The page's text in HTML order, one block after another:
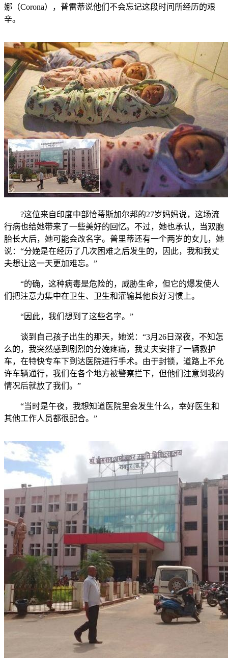
娜（Corona），普雷蒂说他们不会忘记这段时间所经历的艰
辛。
?这位来自印度中部恰蒂斯加尔邦的27岁妈妈说，这场流
行病也给她带来了一些美好的回忆。不过，她也承认，当双胞
胎长大后，她可能会改名字。普里蒂还有一个两岁的女儿，她
说：“分娩是在经历了几次困难之后发生的，因此，我和我丈
夫想让这一天更加难忘。”
“的确，这种病毒是危险的，威胁生命，但它的爆发使人
们把注意力集中在卫生、卫生和灌输其他良好习惯上。
“因此，我们想到了这些名字。”
谈到自己孩子出生的那天，她说：“3月26日深夜，不知怎
么的，我突然感到剧烈的分娩疼痛，我丈夫安排了一辆救护
车，在特快专车下到达医院进行手术。由于封锁，道路上不允
许车辆通行，我们在各个地方被警察拦下，但他们注意到我的
情况后就放了我们。”
“当时是午夜，我想知道医院里会发生什么，幸好医生和
其他工作人员都很配合。”